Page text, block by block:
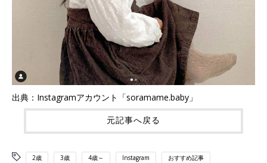
出典：Instagramアカウント「soramame.baby」
元記事へ戻る
2歳 3歳 4歳～ Instagram おすすめ記事